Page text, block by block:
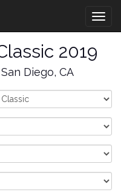
2019
Diego, CA